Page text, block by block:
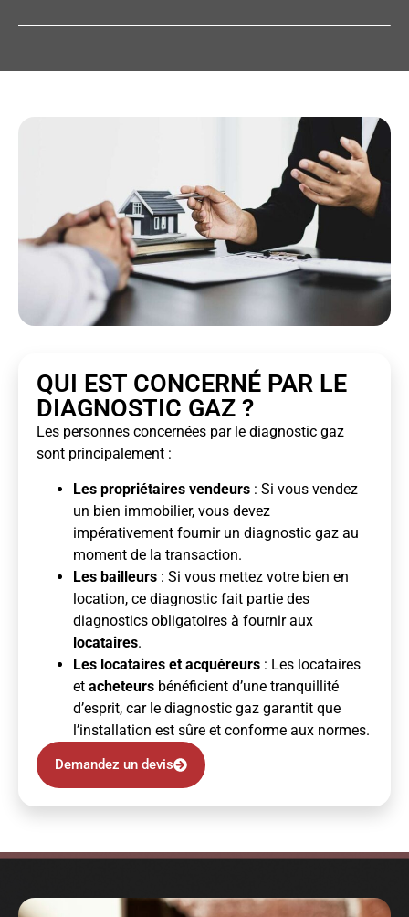
QUI EST CONCERNÉ PAR LE
DIAGNOSTIC GAZ ?
Les personnes concernées par le diagnostic gaz
sont principalement :
Les propriétaires vendeurs : Si vous vendez
un bien immobilier, vous devez
impérativement fournir un diagnostic gaz au
moment de la transaction.
Les bailleurs : Si vous mettez votre bien en
location, ce diagnostic fait partie des
diagnostics obligatoires à fournir aux
locataires.
Les locataires et acquéreurs : Les locataires
et acheteurs bénéficient d’une tranquillité
d’esprit, car le diagnostic gaz garantit que
l’installation est sûre et conforme aux normes.
Demandez un devis